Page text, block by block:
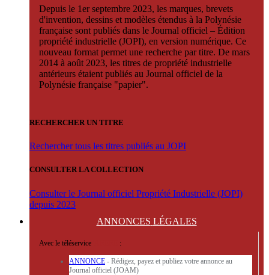
Depuis le 1er septembre 2023, les marques, brevets
d'invention, dessins et modèles étendus à la Polynésie
française sont publiés dans le Journal officiel – Édition
propriété industrielle (JOPI), en version numérique. Ce
nouveau format permet une recherche par titre. De mars
2014 à août 2023, les titres de propriété industrielle
antérieurs étaient publiés au Journal officiel de la
Polynésie française "papier".
RECHERCHER UN TITRE
Rechercher tous les titres publiés au JOPI
CONSULTER LA COLLECTION
Consulter le Journal officiel Propriété Industrielle (JOPI)
depuis 2023
ANNONCES LÉGALES
Avec le téléservice :
ANNONCE - Rédigez, payez et publiez votre annonce au
Journal officiel (JOAM)